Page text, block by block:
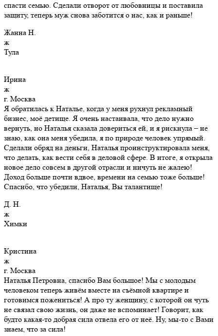
спасти семью. Сделали отворот от любовницы и поставила
защиту, теперь муж снова заботится о нас, как и раньше!
Жанна Н.
ж
Тула
Ирина
ж
г. Москва
Я обратилась к Наталье, когда у меня рухнул рекламный
бизнес, моё детище. Я очень настаивала, что дело нужно
вернуть, но Наталья сказала довериться ей, и я рискнула – не
знаю, как она меня убедила, я по природе человек упрямый.
Сделали обряд на деньги, Наталья проинструктировала меня,
что делать, как вести себя в деловой сфере. В итоге, я открыла
новое дело совсем в другой отрасли и ничуть не жалею!
Доход больше почти вдвое, времени на семью тоже больше!
Спасибо, что убедили, Наталья, Вы талантище!
Д. Н.
ж
Химки
Кристина
ж
г. Москва
Наталья Петровна, спасибо Вам большое! Мы с молодым
человеком теперь живём вместе на съёмной квартире и
готовимся пожениться! А про ту женщину, с которой он чуть
не связал свою жизнь, он даже не вспоминает! Говорит, как
будто какая-то добрая сила отвела его от неё. Ну, мы-то с Вами
знаем, что за сила!